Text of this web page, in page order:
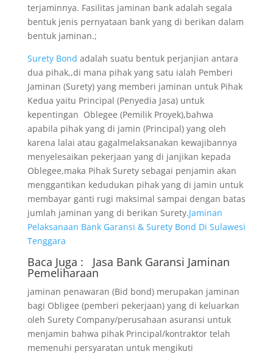
terjaminnya. Fasilitas jaminan bank adalah segala
bentuk jenis pernyataan bank yang di berikan dalam
bentuk jaminan.;
Surety Bond adalah suatu bentuk perjanjian antara
dua pihak,,di mana pihak yang satu ialah Pemberi
Jaminan (Surety) yang memberi jaminan untuk Pihak
Kedua yaitu Principal (Penyedia Jasa) untuk
kepentingan Oblegee (Pemilik Proyek),bahwa
apabila pihak yang di jamin (Principal) yang oleh
karena lalai atau gagalmelaksanakan kewajibannya
menyelesaikan pekerjaan yang di janjikan kepada
Oblegee,maka Pihak Surety sebagai penjamin akan
menggantikan kedudukan pihak yang di jamin untuk
membayar ganti rugi maksimal sampai dengan batas
jumlah jaminan yang di berikan Surety.Jaminan
Pelaksanaan Bank Garansi & Surety Bond Di Sulawesi
Tenggara
Baca Juga : Jasa Bank Garansi Jaminan
Pemeliharaan
jaminan penawaran (Bid bond) merupakan jaminan
bagi Obligee (pemberi pekerjaan) yang di keluarkan
oleh Surety Company/perusahaan asuransi untuk
menjamin bahwa pihak Principal/kontraktor telah
memenuhi persyaratan untuk mengikuti